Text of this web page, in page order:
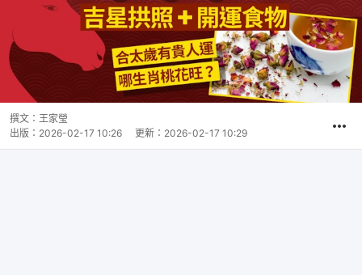
撰文： 王家瑩
出版： 2026-02-17 10:26 更新： 2026-02-17 10:29